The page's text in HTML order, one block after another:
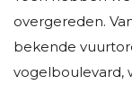
overgereden.
bekende
vogelboulevard,